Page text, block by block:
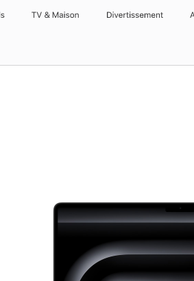
TV & Maison Divertissements